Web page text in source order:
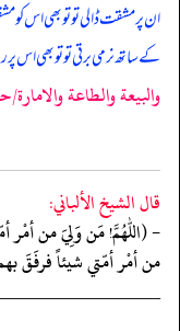
ان پر مشقت ڈالی تو تو بھی اس کو
کے ساتھ نرمی برتی تو تو بھی اس پر
والبيعة والطاعة والامارة/
قال الشيخ الألباني:
- (اللهمّ! مَن وَلِيَ من أمْر
من أمْر أمّتي شيئاً فرفَقَ